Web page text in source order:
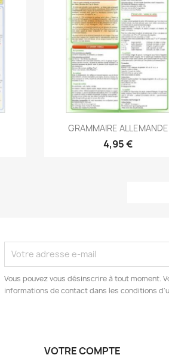
Aperçu rapide
GRAMMAIRE ALLEMANDE
4,95 €
Vous pouvez vous désinscrire à tout moment.
informations de contact dans les conditions
VOTRE COMPTE